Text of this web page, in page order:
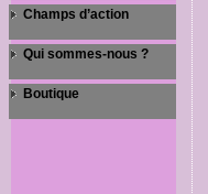
Champs d’action
Qui sommes-nous ?
Boutique